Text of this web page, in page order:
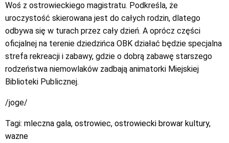
Woś z ostrowieckiego magistratu. Podkreśla, że
uroczystość skierowana jest do całych rodzin, dlatego
odbywa się w turach przez cały dzień. A oprócz części
oficjalnej na terenie dziedzińca OBK działać będzie specjalna
strefa rekreacji i zabawy, gdzie o dobrą zabawę starszego
rodzeństwa niemowlaków zadbają animatorki Miejskiej
Biblioteki Publicznej.
/joge/
Tagi: mleczna gala, ostrowiec, ostrowiecki browar kultury,
wazne